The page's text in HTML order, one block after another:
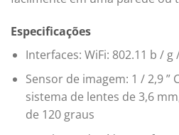
Especificações
Interfaces: WiFi: 802.11 b / g
Sensor de imagem: 1 / 2,9 ”
sistema de lentes de 3,6
de 120 graus